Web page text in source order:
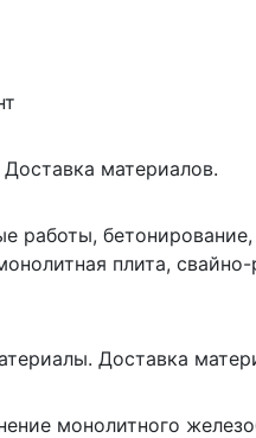
материалов.
работы,
плита,
Доставка
монолитного